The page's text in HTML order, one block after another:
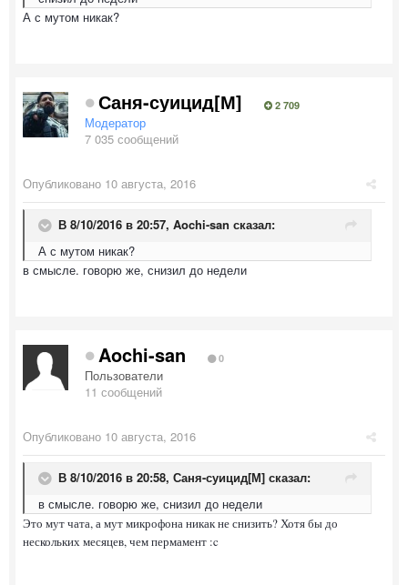
А с мутом никак?
Саня-суицид[М] 2 709
Модератор
7 035 сообщений
Опубликовано 10 августа, 2016
В 8/10/2016 в 20:57, Aochi-san сказал:
А с мутом никак?
в смысле. говорю же, снизил до недели
Aochi-san 0
Пользователи
11 сообщений
Опубликовано 10 августа, 2016
В 8/10/2016 в 20:58, Саня-суицид[М] сказал:
в смысле. говорю же, снизил до недели
Это мут чата, а мут микрофона никак не снизить? Хотя бы до
нескольких месяцев, чем пермамент :c